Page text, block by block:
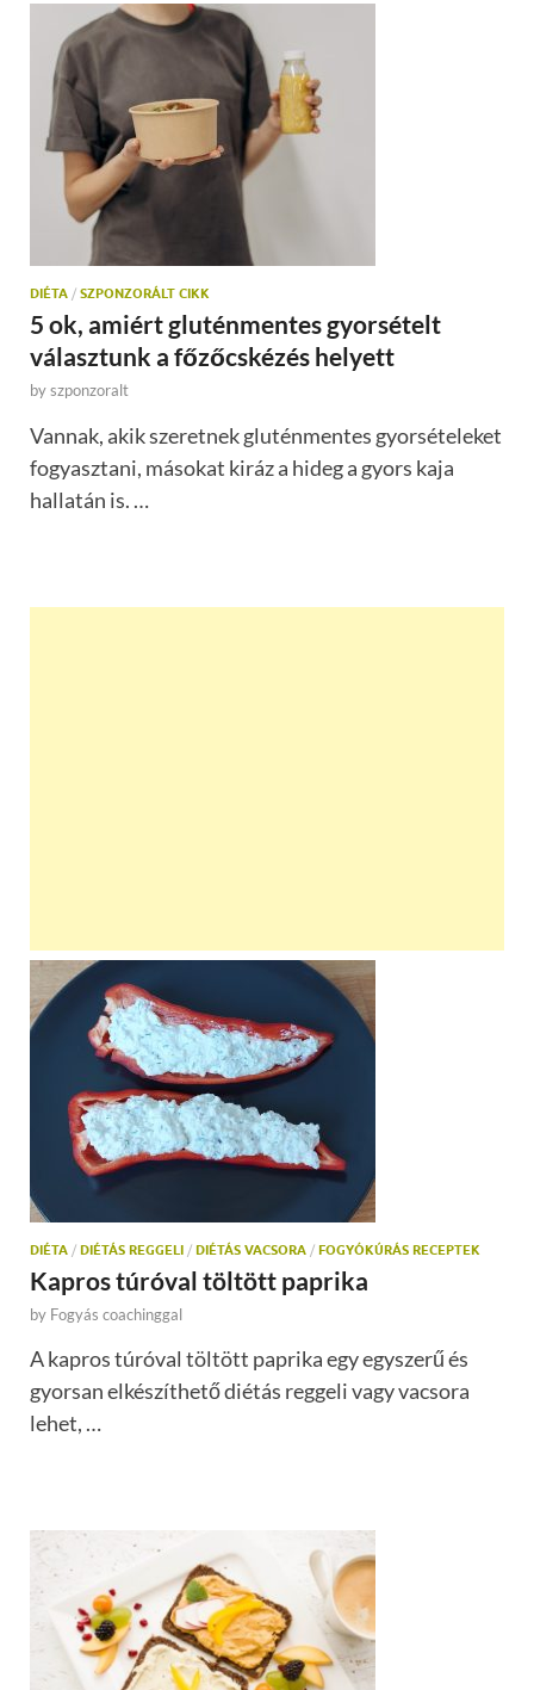
DIÉTA / SZPONZORÁLT CIKK
5 ok, amiért gluténmentes gyorsételt
választunk a főzőcskézés helyett
byszponzoralt
Vannak, akik szeretnek gluténmentes gyorsételeket
fogyasztani, másokat kiráz a hideg a gyors kaja
hallatán is. …
DIÉTA / DIÉTÁS REGGELI / DIÉTÁS VACSORA / FOGYÓKÚRÁS RECEPTEK
Kapros túróval töltött paprika
by Fogyás coachinggal
A kapros túróval töltött paprika egy egyszerű és
gyorsan elkészíthető diétás reggeli vagy vacsora
lehet, …